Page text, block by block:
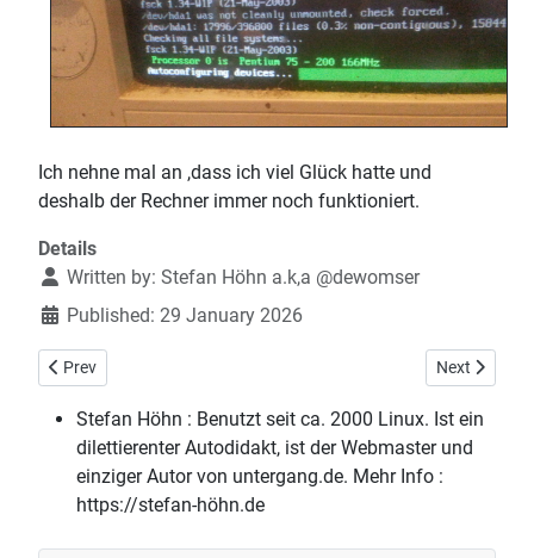
Ich nehne mal an ,dass ich viel Glück hatte und
deshalb der Rechner immer noch funktioniert.
Details
Written by: Stefan Höhn a.k,a @dewomser
Published: 29 January 2026
Previous article: Ich höre gerade und tröte - Eine App für Linux
Prev Next article:
Next
Stefan Höhn : Benutzt seit ca. 2000 Linux. Ist ein
dilettierenter Autodidakt, ist der Webmaster und
einziger Autor von untergang.de. Mehr Info :
https://stefan-höhn.de